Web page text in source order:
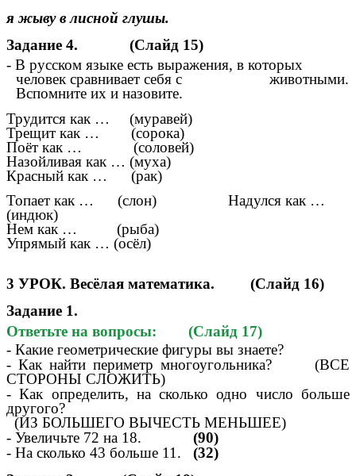
я жыву в лисной глушы.
Задание 4. (Слайд 15)
- В русском языке есть выражения, в которых
человек сравнивает себя с животными.
Вспомните их и назовите.
Трудится как … (муравей)
Трещит как … (сорока)
Поёт как … (соловей)
Назойливая как … (муха)
Красный как … (рак)
Топает как … (слон) Надулся как …
(индюк)
Нем как … (рыба)
Упрямый как … (осёл)
3 УРОК. Весёлая математика. (Слайд 16)
Задание 1.
Ответьте на вопросы: (Слайд 17)
- Какие геометрические фигуры вы знаете?
- Как найти периметр многоугольника? (ВСЕ
СТОРОНЫ СЛОЖИТЬ)
- Как определить, на сколько одно число больше
другого?
(ИЗ БОЛЬШЕГО ВЫЧЕСТЬ МЕНЬШЕЕ)
- Увеличьте 72 на 18. (90)
- На сколько 43 больше 11. (32)